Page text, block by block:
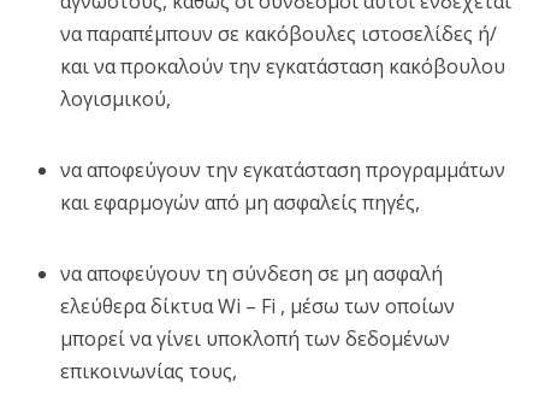
να παραπέμπουν σε κακόβουλες ιστοσελίδες ή/
και να προκαλούν την εγκατάσταση κακόβουλου
λογισμικού,
να αποφεύγουν την εγκατάσταση προγραμμάτων
και εφαρμογών από μη ασφαλείς πηγές,
να αποφεύγουν τη σύνδεση σε μη ασφαλή
ελεύθερα δίκτυα Wi – Fi , μέσω των οποίων
μπορεί να γίνει υποκλοπή των δεδομένων
επικοινωνίας τους,